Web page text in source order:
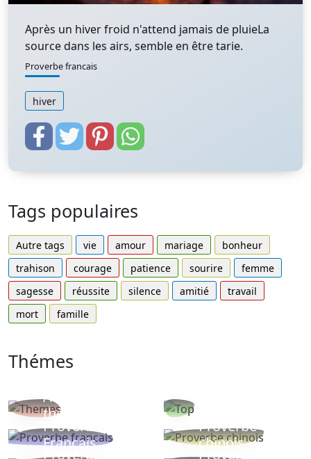
Après un hiver froid n'attend jamais de pluieLa
source dans les airs, semble en être tarie.
Proverbe francais
hiver
Tags populaires
Autre tags vie amour mariage
bonheur
trahison
courage patience sourire
femme
sagesse
réussite silence amitié
travail
mort
famille
Thémes
Autres
thèmes
Proverbe
Français
Proverbe
chinois
Proverbe
Proverbe